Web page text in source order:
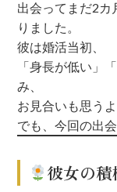
出会ってまだ2カ
りました。
彼は婚活当初、
「身長が低い」
み、
お見合いも思う
でも、今回の出
彼女の